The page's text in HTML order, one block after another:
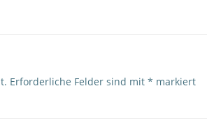
Erforderliche Felder sind mit * markiert